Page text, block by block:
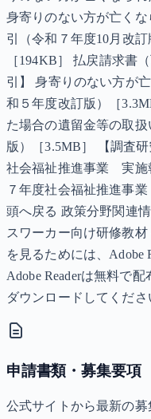
身寄りのない方が亡く
引（令和７年度10月改
［194KB］ 払戻請求書
引】 身寄りのない方が
和５年度改訂版）［
た場合の遺留金等の取
版）［3.5MB］ 【調査
社会福祉推進事業 実施
７年度社会福祉推進事
頭へ戻る 政策分野関連
スワーカー向け研修教
を見るためには、Adobe
Adobe Readerは無料で
ダウンロードしてくださ
申請書類・募集要項
公式サイトから最新の